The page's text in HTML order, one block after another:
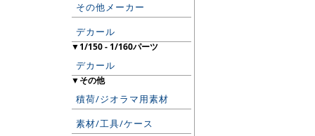
その他メーカー
デカール
▼1/150 - 1/160パーツ
デカール
▼その他
積荷/ジオラマ用素材
素材/工具/ケース